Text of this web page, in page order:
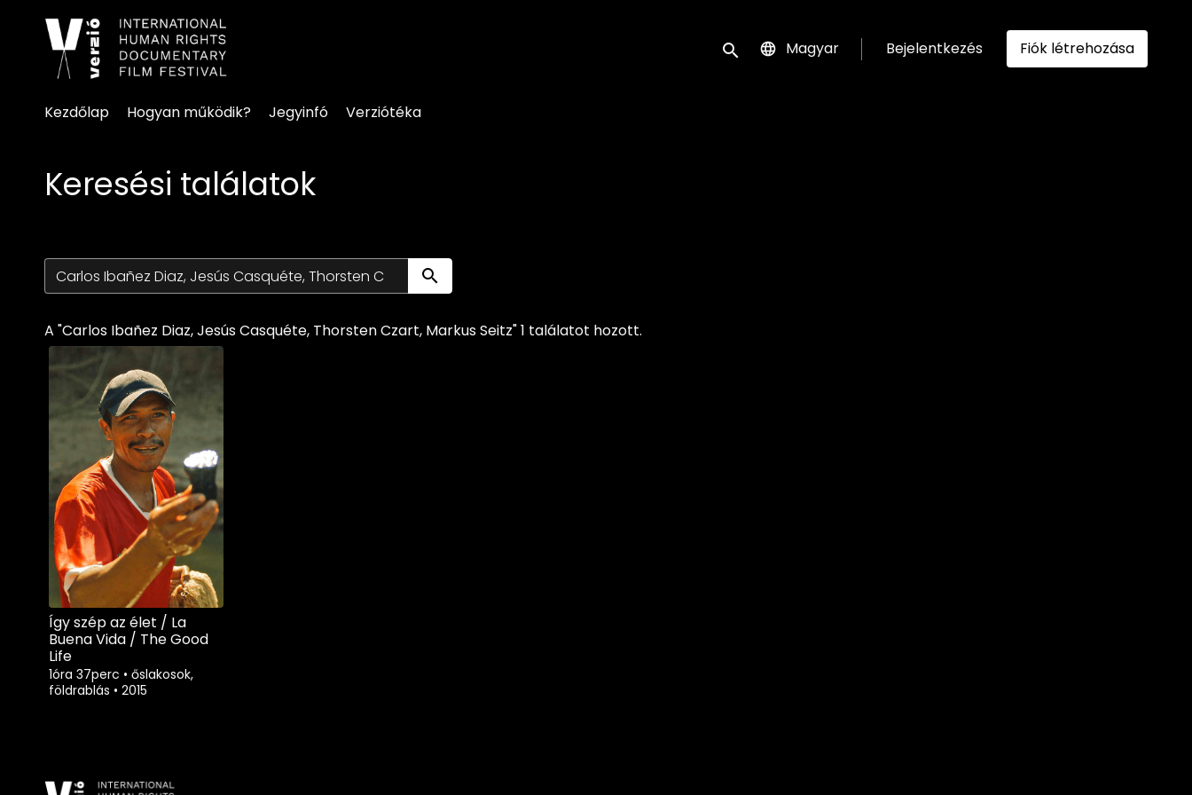
Kisegítő lehetőségek linkek
Keresés indítása
Magyar Bejelentkezés Fiók létrehozása
Kezdőlap Hogyan működik? Jegyinfó Verziótéka
Keresési találatok
Keresés indítása
A "Carlos Ibañez Diaz, Jesús Casquéte, Thorsten Czart, Markus Seitz" 1 találatot hozott.
Így szép az élet / La
Buena Vida / The Good
Life
1óra 37perc • őslakosok,
földrablás • 2015